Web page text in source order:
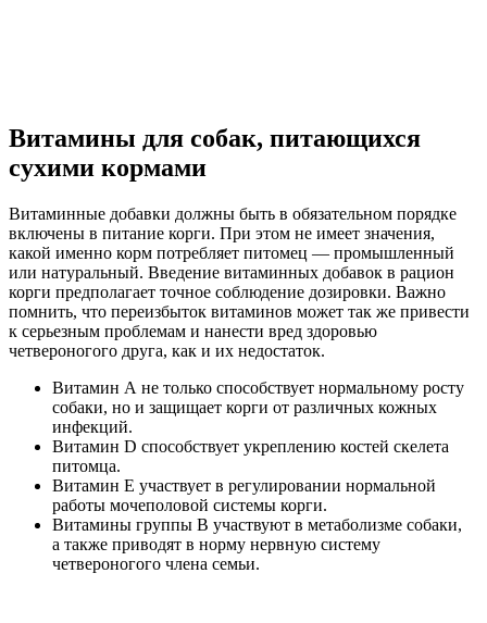
Витамины для собак, питающихся
сухими кормами
Витаминные добавки должны быть в обязательном порядке
включены в питание корги. При этом не имеет значения,
какой именно корм потребляет питомец — промышленный
или натуральный. Введение витаминных добавок в рацион
корги предполагает точное соблюдение дозировки. Важно
помнить, что переизбыток витаминов может так же привести
к серьезным проблемам и нанести вред здоровью
четвероногого друга, как и их недостаток.
Витамин А не только способствует нормальному росту
собаки, но и защищает корги от различных кожных
инфекций.
Витамин D способствует укреплению костей скелета
питомца.
Витамин Е участвует в регулировании нормальной
работы мочеполовой системы корги.
Витамины группы В участвуют в метаболизме собаки,
а также приводят в норму нервную систему
четвероногого члена семьи.